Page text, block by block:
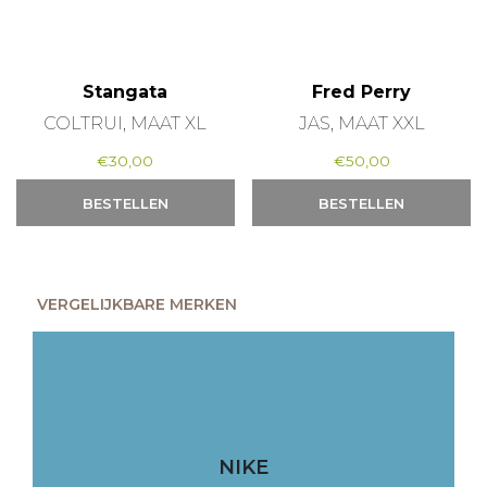
Stangata
COLTRUI, MAAT XL
€30,00
BESTELLEN
Fred Perry
JAS, MAAT XXL
€50,00
BESTELLEN
VERGELIJKBARE MERKEN
NIKE